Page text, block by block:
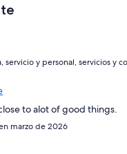
servicio y personal, servicios y
to alot of good things.
marzo de 2026